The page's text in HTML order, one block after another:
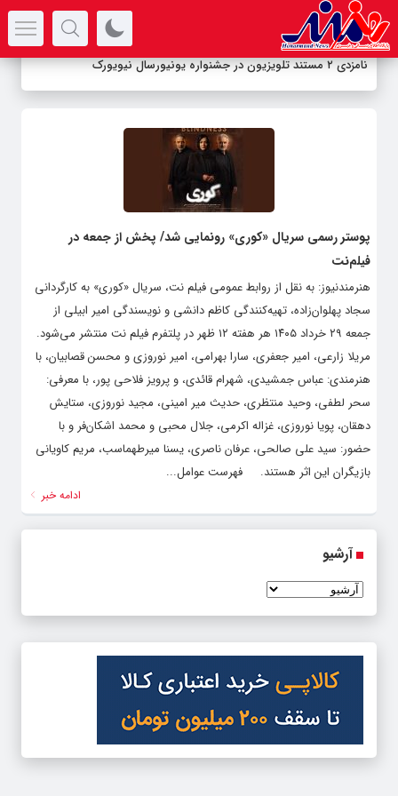
نامزدی ۲ مستند تلویزیون در جشنواره یونیورسال نیویورک
پوستر رسمی سریال «کوری» رونمایی شد/ پخش از جمعه در
فیلم‌نت
هنرمندنیوز: به نقل از روابط عمومی فیلم نت، سریال «کوری» به کارگردانی
سجاد پهلوان‌زاده، تهیه‌کنندگی کاظم دانشی و نویسندگی امیر ابیلی از
جمعه ۲۹ خرداد ۱۴۰۵ هر هفته ۱۲ ظهر در پلتفرم فیلم نت منتشر می‌شود.
مریلا زارعی، امیر جعفری، سارا بهرامی، امیر نوروزی و محسن قصابیان، با
هنرمندی: عباس جمشیدی، شهرام قائدی،‌ و‌‌ پرویز فلاحی پور، با معرفی:
سحر لطفی، وحید منتظری، حدیث میر امینی، مجید نوروزی، ستایش
دهقان، پویا نوروزی، غزاله اکرمی، جلال محبی و محمد اشکان‌فر و با
حضور‌: سید علی صالحی، عرفان ناصری، یسنا میرطهماسب، مریم کاویانی
بازیگران این اثر هستند. فهرست عوامل...
ادامه خبر
آرشیو